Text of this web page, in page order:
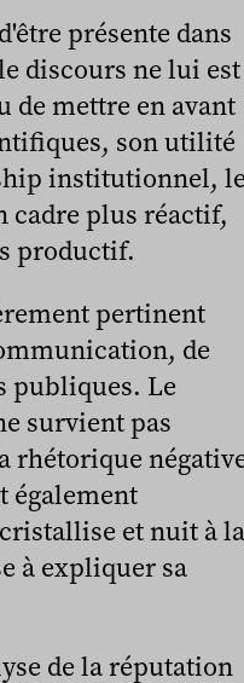
présente dans
discours ne lui est
de mettre en avant
son utilité
institutionnel,
cadre plus réactif,
productif.
pertinent
de
publiques. Le
survient pas
rhétorique
également
et nuit à la
à expliquer sa
de la réputation